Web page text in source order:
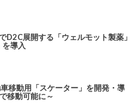
D2C展開する「ウェルモット製薬」
導入
移動用「スケーター」を開発・導
移動可能に～